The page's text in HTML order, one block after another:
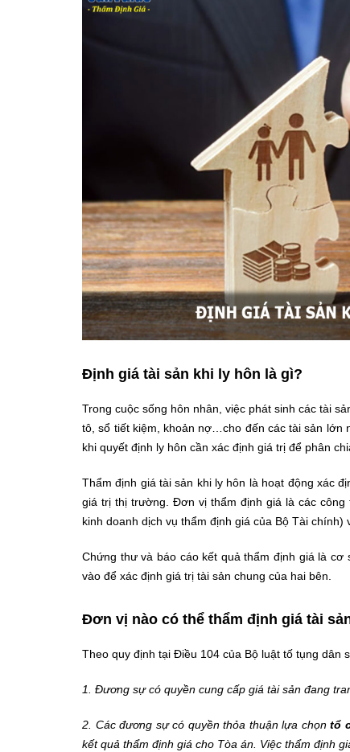
Định giá tài sản khi ly hôn là gì?
Trong cuộc sống hôn nhân, việc phát sinh các tài
tô, sổ tiết kiệm, khoản nợ…cho đến các tài sản
khi quyết định ly hôn cần xác định giá trị để phân
Thẩm định giá tài sản khi ly hôn là hoạt động xác
giá trị thị trường. Đơn vị thẩm định giá là các
kinh doanh dịch vụ thẩm định giá của Bộ Tài
Chứng thư và báo cáo kết quả thẩm định giá là
vào để xác định giá trị tài sản chung của hai bên.
Đơn vị nào có thể thẩm định giá tài
Theo quy định tại Điều 104 của Bộ luật tố tụng dân
1. Đương sự có quyền cung cấp giá tài sản đang
2. Các đương sự có quyền thỏa thuận lựa chọntổ
kết quả thẩm định giá cho Tòa án. Việc thẩm định